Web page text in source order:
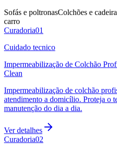
Sofás e poltronasColchões e
carro
Curadoria01
Cuidado tecnico
Impermeabilização de Colchão
Clean
Impermeabilização de colchão
atendimento a domicílio. Proteja o
manutenção do dia a dia.
Ver detalhes
Curadoria02